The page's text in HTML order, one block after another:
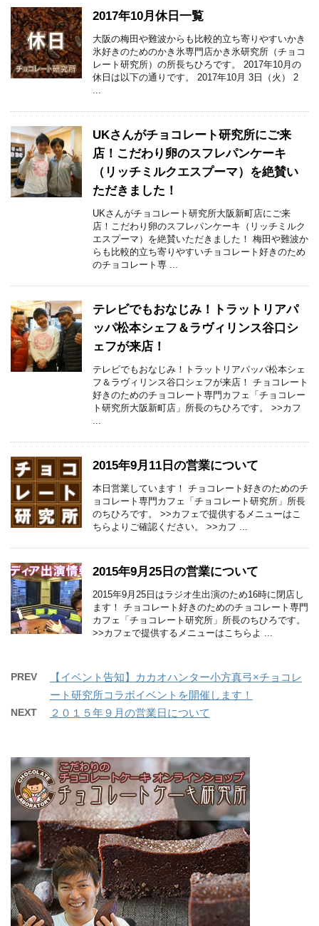
2017年10月休日一覧
大阪の梅田や難波からも比較的立ち寄りやすいかき
氷好きのためのかき氷専門店かき氷研究所（チョコ
レート研究所）の所長ちひろです。 2017年10月の
休日は以下の通りです。 2017年10月 3日（火） 2
...
UKさんがチョコレート研究所にご来
店！こだわり卵のスフレパンケーキ
（リッチミルクエスプーマ）を絶賛い
ただきました！
UKさんがチョコレート研究所大阪新町店にご来
店！こだわり卵のスフレパンケーキ（リッチミルク
エスプーマ）を絶賛いただきました！ 梅田や難波か
らも比較的立ち寄りやすいチョコレート好きのため
のチョコレート専 ...
テレビでもおなじみ！トラットリアパ
ッパ松本シェフ＆ラヴィリンス谷口シ
ェフが来店！
テレビでもおなじみ！トラットリアパッパ松本シェ
フ＆ラヴィリンス谷口シェフが来店！ チョコレート
好きのためのチョコレート専門カフェ「チョコレー
ト研究所大阪新町店」所長のちひろです。 >>カフ
...
2015年9月11日の営業について
本日営業しています！ チョコレート好きのためのチ
ョコレート専門カフェ「チョコレート研究所」所長
のちひろです。 >>カフェで提供するメニューはこ
ちらよりご確認ください。 >>カフ ...
2015年9月25日の営業について
2015年9月25日はラジオ生出演のため16時に閉店し
ます！ チョコレート好きのためのチョコレート専門
カフェ「チョコレート研究所」所長のちひろです。
>>カフェで提供するメニューはこちらよ ...
PREV
【イベント告知】カカオハンター小方真弓×チョコレ
ート研究所コラボイベントを開催します！
NEXT ２０１５年９月の営業日について